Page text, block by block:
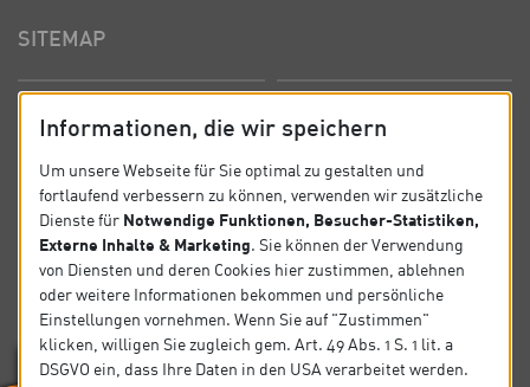
SITEMAP
News Kontakt
Datenschutz Impressum
SOCIAL
Folgen Sie uns auf Social Media.
Informationen, die wir speichern
Um unsere Webseite für Sie optimal zu gestalten und
fortlaufend verbessern zu können, verwenden wir zusätzliche
Dienste für Notwendige Funktionen, Besucher-Statistiken,
Externe Inhalte & Marketing. Sie können der Verwendung
von Diensten und deren Cookies hier zustimmen, ablehnen
oder weitere Informationen bekommen und persönliche
Einstellungen vornehmen. Wenn Sie auf "Zustimmen"
klicken, willigen Sie zugleich gem. Art. 49 Abs. 1 S. 1 lit. a
DSGVO ein, dass Ihre Daten in den USA verarbeitet werden.